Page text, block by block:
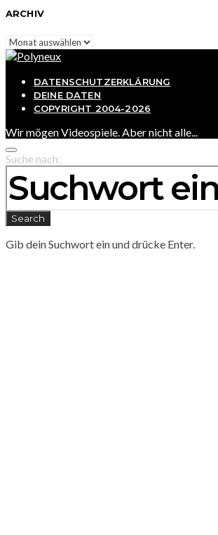
ARCHIV
Archiv
DATENSCHUTZERKLÄRUNG
DEINE DATEN
COPYRIGHT 2004-2026
Wir mögen Videospiele. Aber nicht alle...
Suche nach:
Search
Gib dein Suchwort ein und drücke Enter.